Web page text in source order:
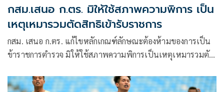
กสม.เสนอ ก.ตร. มิให้ใช้สภาพความพิการ เป็น
เหตุเหมารวมตัดสิทธิเข้ารับราชการ
กสม. เสนอ ก.ตร. แก้ไขหลักเกณฑ์ลักษณะต้องห้ามของการเป็น
ข้าราชการตำรวจ มิให้ใช้สภาพความพิการเป็นเหตุเหมารวมตัด